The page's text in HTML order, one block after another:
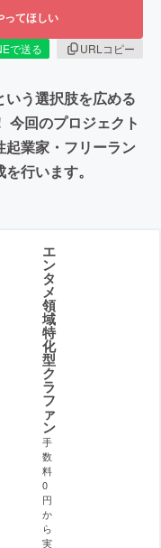
ってほしい
で送る
URLコピー
う選択肢を広める
今回のプロジェクト
業家・フリーラン
行います。
エ
ン
タ
メ
領
域
特
化
型
ク
ラ
フ
ァ
ン
手
数
料
0
円
か
ら
実